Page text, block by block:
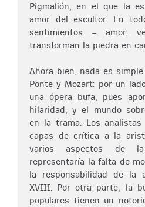
Pigmalión, en el que la
amor del escultor. En
sentimientos – amor,
transforman la piedra en
Ahora bien, nada es
Ponte y Mozart: por un
una ópera bufa, pues
hilaridad, y el mundo
en la trama. Los
capas de crítica a la
varios aspectos de
representaría la falta de
la responsabilidad de la
XVIII. Por otra parte, la
populares tienen un